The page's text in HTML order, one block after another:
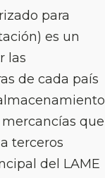
para
es un
las
de cada país
que
terceros
del LAME